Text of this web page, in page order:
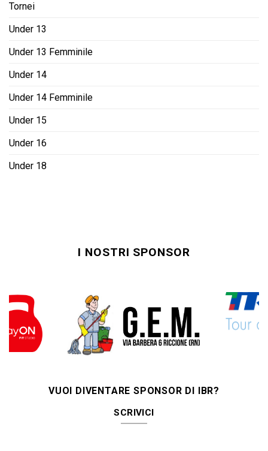
Tornei
Under 13
Under 13 Femminile
Under 14
Under 14 Femminile
Under 15
Under 16
Under 18
I NOSTRI SPONSOR
VUOI DIVENTARE SPONSOR DI IBR?
SCRIVICI